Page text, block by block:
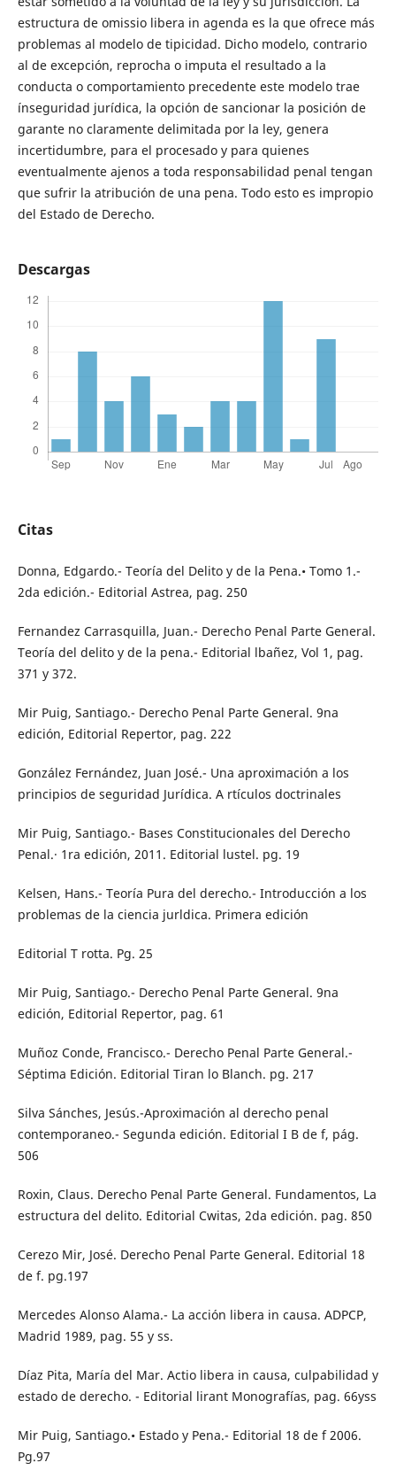
estructura de omissio libera in agenda es la que ofrece más
problemas al modelo de tipicidad. Dicho modelo, contrario
al de excepción, reprocha o imputa el resultado a la
conducta o comportamiento precedente este modelo trae
ínseguridad jurídica, la opción de sancionar la posición de
garante no claramente delimitada por la ley, genera
incertidumbre, para el procesado y para quienes
eventualmente ajenos a toda responsabilidad penal tengan
que sufrir la atribución de una pena. Todo esto es impropio
del Estado de Derecho.
Descargas
Citas
Donna, Edgardo.- Teoría del Delito y de la Pena.• Tomo 1.-
2da edición.- Editorial Astrea, pag. 250
Fernandez Carrasquilla, Juan.- Derecho Penal Parte General.
Teoría del delito y de la pena.- Editorial lbañez, Vol 1, pag.
371 y 372.
Mir Puig, Santiago.- Derecho Penal Parte General. 9na
edición, Editorial Repertor, pag. 222
González Fernández, Juan José.- Una aproximación a los
principios de seguridad Jurídica. A rtículos doctrinales
Mir Puig, Santiago.- Bases Constitucionales del Derecho
Penal.· 1ra edición, 2011. Editorial lustel. pg. 19
Kelsen, Hans.- Teoría Pura del derecho.- Introducción a los
problemas de la ciencia jurldica. Primera edición
Editorial T rotta. Pg. 25
Mir Puig, Santiago.- Derecho Penal Parte General. 9na
edición, Editorial Repertor, pag. 61
Muñoz Conde, Francisco.- Derecho Penal Parte General.-
Séptima Edición. Editorial Tiran lo Blanch. pg. 217
Silva Sánches, Jesús.-Aproximación al derecho penal
contemporaneo.- Segunda edición. Editorial I B de f, pág.
506
Roxin, Claus. Derecho Penal Parte General. Fundamentos, La
estructura del delito. Editorial Cwitas, 2da edición. pag. 850
Cerezo Mir, José. Derecho Penal Parte General. Editorial 18
de f. pg.197
Mercedes Alonso Alama.- La acción libera in causa. ADPCP,
Madrid 1989, pag. 55 y ss.
Díaz Pita, María del Mar. Actio libera in causa, culpabilidad y
estado de derecho. - Editorial lirant Monografías, pag. 66yss
Mir Puig, Santiago.• Estado y Pena.- Editorial 18 de f 2006.
Pg.97